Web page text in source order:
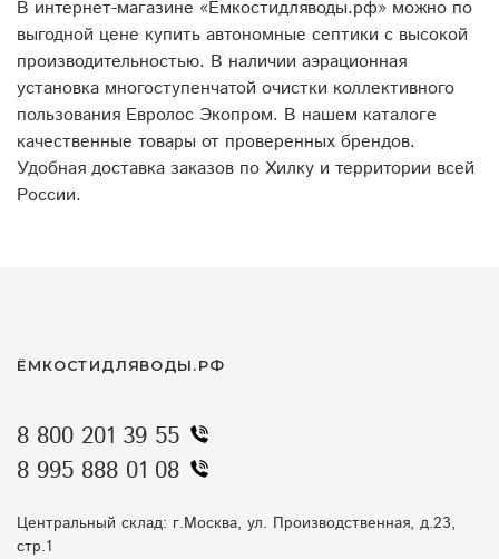
В интернет-магазине «Ёмкостидляводы.рф» можно по
выгодной цене купить автономные септики с высокой
производительностью. В наличии аэрационная
установка многоступенчатой очистки коллективного
пользования Евролос Экопром. В нашем каталоге
качественные товары от проверенных брендов.
Удобная доставка заказов по Хилку и территории всей
России.
ЁМКОСТИДЛЯВОДЫ.РФ
8 800 201 39 55
8 995 888 01 08
Центральный склад: г.Москва, ул. Производственная, д.23,
стр.1